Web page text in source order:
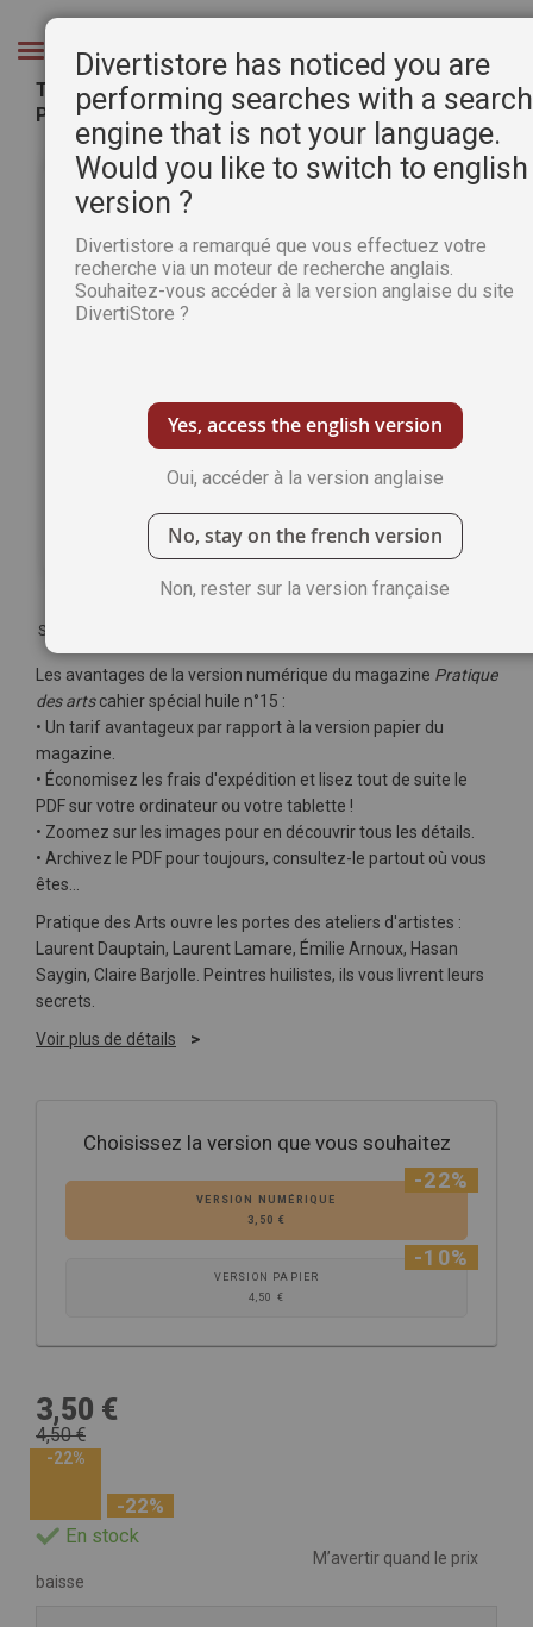
Chercher
TÉLÉCHARGEMENT - Cahier spécial HUILE 15 -
Pratique des arts
Passer
galerie
d’images
au
Soyez le premier à commenter ce produit
Les avantages de la version numérique du magazine Pratique
des artscahier spécial huile n°15 :
• Un tarif avantageux par rapport à la version papier du
magazine.
• Économisez les frais d'expédition et lisez tout de suite le
PDF sur votre ordinateur ou votre tablette !
• Zoomez sur les images pour en découvrir tous les détails.
• Archivez le PDF pour toujours, consultez-le partout où vous
êtes…
Pratique des Arts ouvre les portes des ateliers d'artistes :
Laurent Dauptain, Laurent Lamare, Émilie Arnoux, Hasan
Saygin, Claire Barjolle. Peintres huilistes, ils vous livrent leurs
secrets.
Voir plus de détails
Choisissez la version que vous souhaitez
VERSION NUMÉRIQUE
3,50 €
-22%
VERSION PAPIER
4,50 €
-10%
3,50 €
4,50 €
-22%
-22%
En stock
M’avertir quand le prix
baisse
Divertistore has noticed you are
performing searches with a search
engine that is not your language.
Would you like to switch to english
version ?
Divertistore a remarqué que vous effectuez votre
recherche via un moteur de recherche anglais.
Souhaitez-vous accéder à la version anglaise du site
DivertiStore ?
Yes, access the english version
Oui, accéder à la version anglaise
No, stay on the french version
Non, rester sur la version française